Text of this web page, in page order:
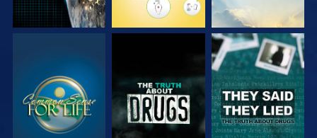
REGARDER REGARDER REGARDER